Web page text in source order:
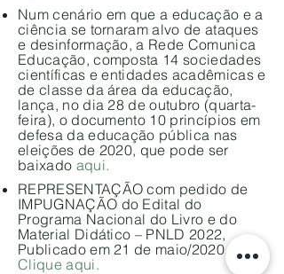
Num cenário em que a educação e a
ciência se tornaram alvo de ataques
e desinformação, a Rede Comunica
Educação, composta 14 sociedades
científicas e entidades acadêmicas e
de classe da área da educação,
lança, no dia 28 de outubro (quarta-
feira), o documento 10 princípios em
defesa da educação pública nas
eleições de 2020, que pode ser
baixado aqui.
REPRESENTAÇÃO com pedido de
IMPUGNAÇÃO do Edital do
Programa Nacional do Livro e do
Material Didático – PNLD 2022,
Publicado em 21 de maio/2020.
Clique aqui.